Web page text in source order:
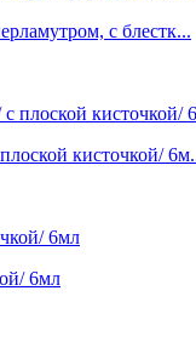
с блестк...
кисточкой/
6мл